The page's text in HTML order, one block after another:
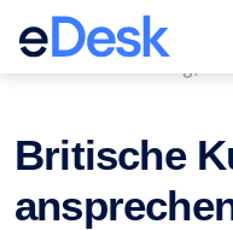
eCommerce Support
Britische